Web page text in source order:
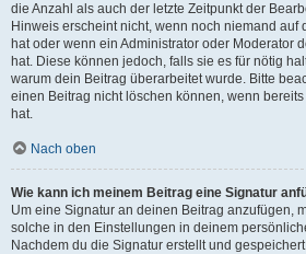
die Anzahl als auch der letzte Zeitpunkt der
Hinweis erscheint nicht, wenn noch niemand auf
hat oder wenn ein Administrator oder Moderator
hat. Diese können jedoch, falls sie es für nötig
warum dein Beitrag überarbeitet wurde. Bitte
einen Beitrag nicht löschen können, wenn
hat.
Nach oben
Wie kann ich meinem Beitrag eine Signatur
Um eine Signatur an deinen Beitrag anzufügen,
solche in den Einstellungen in deinem
Nachdem du die Signatur erstellt und